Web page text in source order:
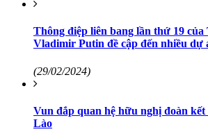
Thông điệp liên bang lần thứ 19 của
Vladimir Putin đề cập đến nhiều dự
(29/02/2024)
Vun đắp quan hệ hữu nghị đoàn kết
Lào